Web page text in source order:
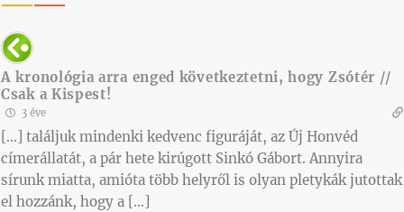
A kronológia arra enged következtetni, hogy Zsótér //
Csak a Kispest!
3 éve
[…] találjuk mindenki kedvenc figuráját, az Új Honvéd
címerállatát, a pár hete kirúgott Sinkó Gábort. Annyira
sírunk miatta, amióta több helyről is olyan pletykák jutottak
el hozzánk, hogy a […]